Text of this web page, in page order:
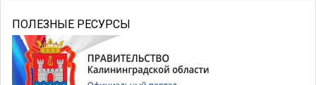
ПОЛЕЗНЫЕ РЕСУРСЫ